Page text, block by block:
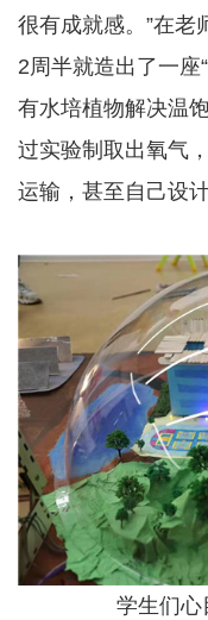
很有成就感。”在老
2周半就造出了一座
有水培植物解决温
过实验制取出氧气
运输，甚至自己设
学生们心